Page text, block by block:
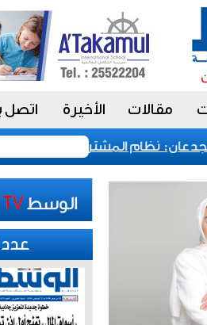
مقالات الأخيرة اتصل
نظام المشتريات يمنح الحكومة
عدد